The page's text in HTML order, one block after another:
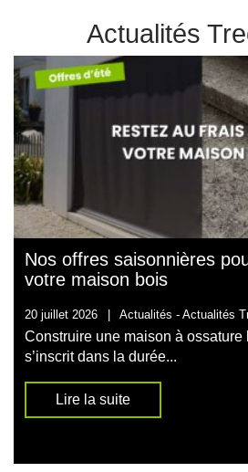
Actualités
Nos offres saisonnières
votre maison bois
20 juillet 2026 | Actualités - Actualités
Construire une maison à ossature
s’inscrit dans la durée...
Lire la suite